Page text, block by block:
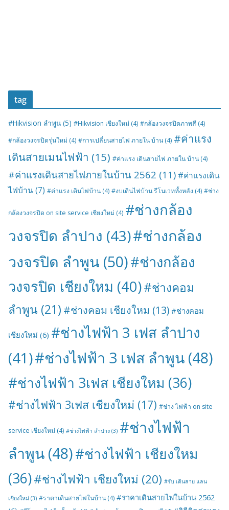
tag
#Hikvision ลำพูน (5) #Hikvision เชียงใหม่ (4) #กล้องวงจรปิดภาพสี (4)
#กล้องวงจรปิดรุ่นใหม่ (4) #การเปลี่ยนสายไฟ ภายใน บ้าน (4) #ค่าแรง
เดินสายเมนไฟฟ้า (15) #ค่าแรง เดินสายไฟ ภายใน บ้าน (4)
#ค่าแรงเดินสายไฟภายในบ้าน 2562 (11) #ค่าแรงเดิน
ไฟบ้าน(7) #ค่าแรง เดินไฟบ้าน (4) #งบเดินไฟบ้าน รีโนเวททั้งหลัง (4) #ช่าง
กล้องวงจรปิด on site service เชียงใหม่ (4) #ช่างกล้อง
วงจรปิด ลำปาง (43)#ช่างกล้อง
วงจรปิด ลำพูน (50)#ช่างกล้อง
วงจรปิด เชียงใหม (40)#ช่างคอม
ลำพูน (21) #ช่างคอม เชียงใหม (13) #ช่างคอม
เชียงใหม่ (6) #ช่างไฟฟ้า 3 เฟส ลำปาง
(41)#ช่างไฟฟ้า 3 เฟส ลำพูน (48)
#ช่างไฟฟ้า 3เฟส เชียงใหม (36)
#ช่างไฟฟ้า 3เฟส เชียงใหม่ (17) #ช่าง ไฟฟ้า on site
service เชียงใหม่ (4) #ช่างไฟฟ้า ลำปาง (3) #ช่างไฟฟ้า
ลำพูน (48)#ช่างไฟฟ้า เชียงใหม
(36)#ช่างไฟฟ้า เชียงใหม่ (20) #รับ เดินสาย แลน
เชียงใหม่ (3) #ราคาเดินสายไฟในบ้าน (4) #ราคาเดินสายไฟในบ้าน 2562